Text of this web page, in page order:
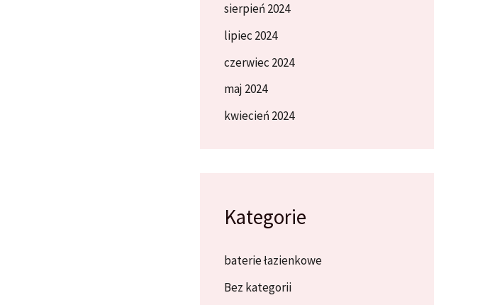
sierpień 2024
lipiec 2024
czerwiec 2024
maj 2024
kwiecień 2024
Kategorie
baterie łazienkowe
Bez kategorii